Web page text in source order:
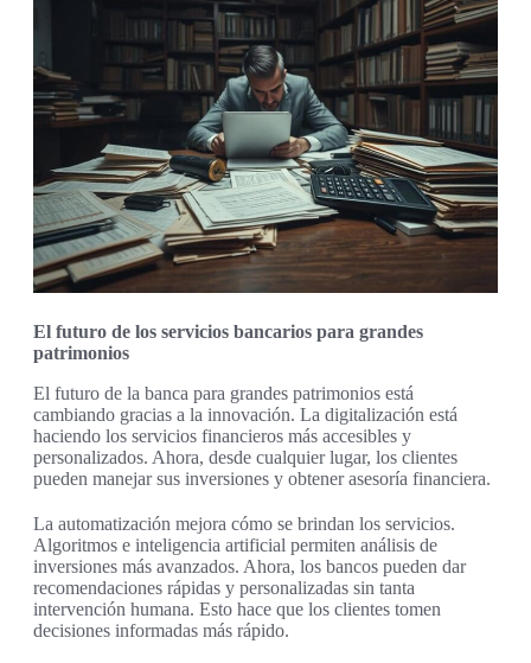
El futuro de los servicios bancarios para grandes
patrimonios
El futuro de la banca para grandes patrimonios está
cambiando gracias a la innovación. La digitalización está
haciendo los servicios financieros más accesibles y
personalizados. Ahora, desde cualquier lugar, los clientes
pueden manejar sus inversiones y obtener asesoría financiera.
La automatización mejora cómo se brindan los servicios.
Algoritmos e inteligencia artificial permiten análisis de
inversiones más avanzados. Ahora, los bancos pueden dar
recomendaciones rápidas y personalizadas sin tanta
intervención humana. Esto hace que los clientes tomen
decisiones informadas más rápido.